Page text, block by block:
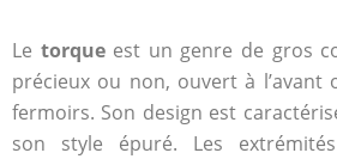
Suivez
le
Le torqueest un genre de gros
précieux ou non, ouvert à l’avant
fermoirs. Son design est
son style épuré. Les